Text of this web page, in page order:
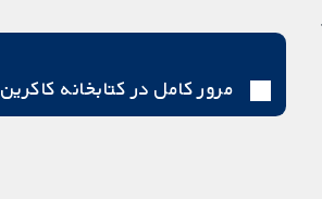
مرور کامل در کتابخانه کاکرین